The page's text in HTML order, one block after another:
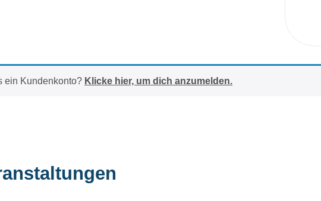
ein Kundenkonto? Klicke hier, um dich anzumelden.